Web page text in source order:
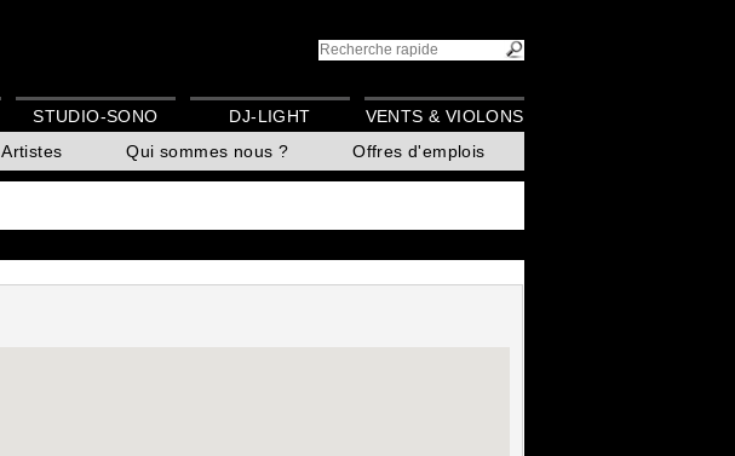
Artistes Qui sommes nous ? Offres d'emplois
STUDIO-SONO DJ-LIGHT VENTS & VIOLONS